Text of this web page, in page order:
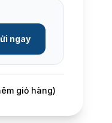
ngay
giỏ hàng)